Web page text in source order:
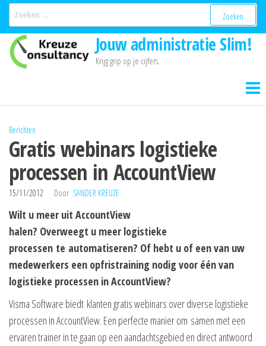
Ga
naar
inhoud
Jouw administratie Slim!
Krijg grip op je cijfers.
Berichten
Gratis webinars logistieke
processen in AccountView
15/11/2012 Door SANDER KREUZE
Wilt u meer uit AccountView
halen? Overweegt u meer logistieke
processen te automatiseren? Of hebt u of een van uw
medewerkers een opfristraining nodig voor één van
logistieke processen in AccountView?
Visma Software biedt klanten gratis webinars over diverse logistieke
processen in AccountView. Een perfecte manier om samen met een
ervaren trainer in te gaan op een aandachtsgebied en direct antwoord